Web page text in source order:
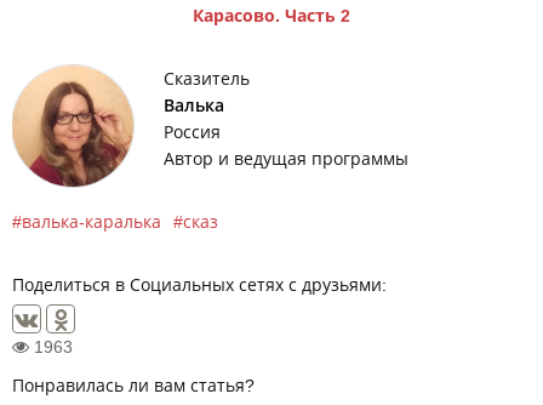
Карасово. Часть 2
Сказитель
Валька
Россия
Автор и ведущая программы
валька-каралька сказ
Поделиться в Социальных сетях с друзьями:
1963
Понравилась ли вам статья?